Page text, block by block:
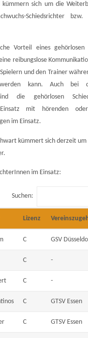
sich um die
Schiedsrichter bzw.
Vorteil eines gehörlosen
reibungslose
und den Trainer
kann. Auch bei
die gehörlosen
Einsatz mit hörenden
im Einsatz.
kümmert sich derzeit
im Einsatz:
Suchen:
Lizenz
C GSV
C -
C -
C GTSV Essen
C GTSV Essen